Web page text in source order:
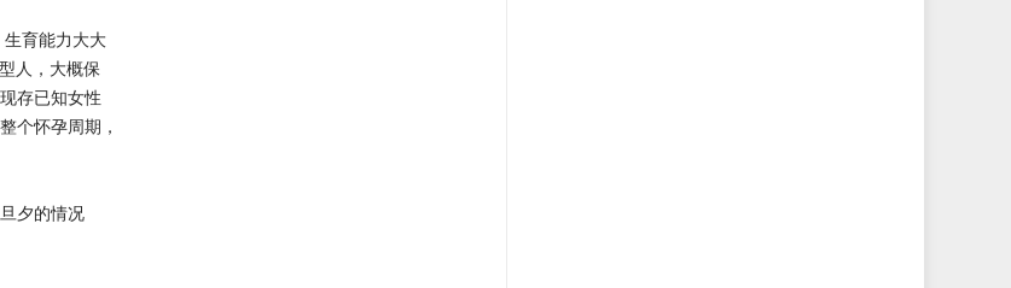
育能力大大
人，大概保
存已知女性
个怀孕周期，
夕的情况